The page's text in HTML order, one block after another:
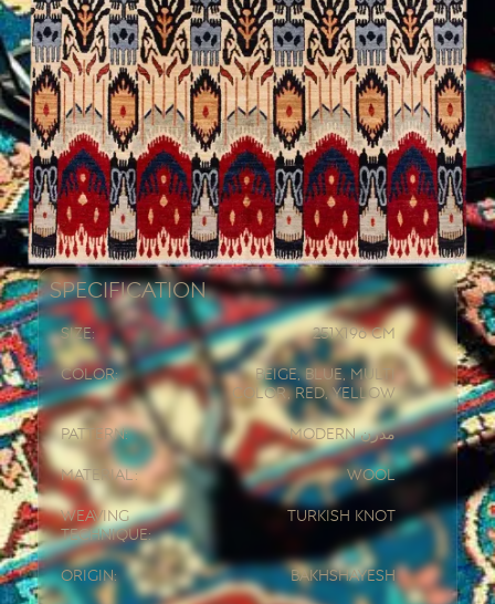
Specification
Size: 196 CM
251x
Color:
Beige, Blue, Multi
Color, Red, Yellow
Pattern: Modern مدرن
Material: Wool
Weaving
Technique:
Turkish knot
Origin: Bakhshayesh